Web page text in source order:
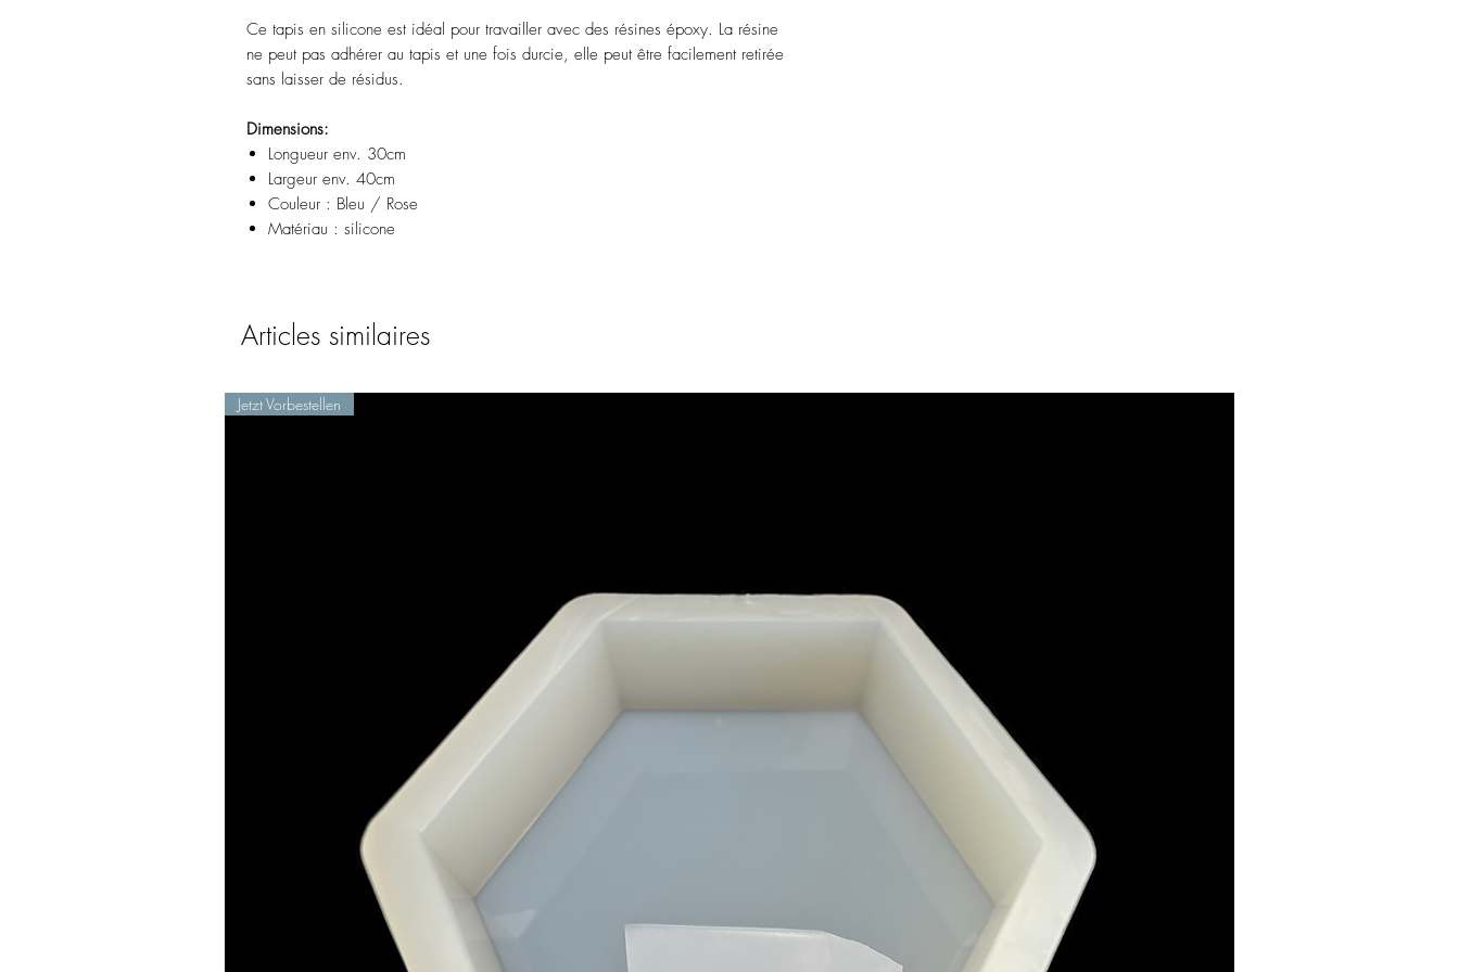
Ce tapis en silicone est idéal pour travailler avec des résines époxy. La résine
ne peut pas adhérer au tapis et une fois durcie, elle peut être facilement retirée
sans laisser de résidus.
Dimensions:
Longueur env. 30cm
Largeur env. 40cm
Couleur : Bleu / Rose
Matériau : silicone
Articles similaires
Jetzt Vorbestellen